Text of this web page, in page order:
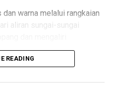
hiburan sekaligus
dan gotong royong di
sb]
warna melalui rangkaian
aliran sungai-sungai
READING